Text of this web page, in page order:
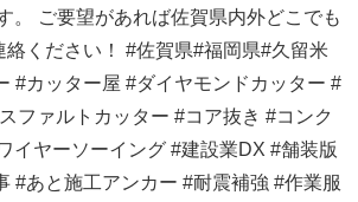
。 ご要望があれば佐賀県内外どこでも
絡ください！#佐賀県#福岡県#久留米
#カッター屋 #ダイヤモンドカッター #
ファルトカッター #コア抜き #コンク
イヤーソーイング #建設業DX #舗装版
#あと施工アンカー #耐震補強 #作業服